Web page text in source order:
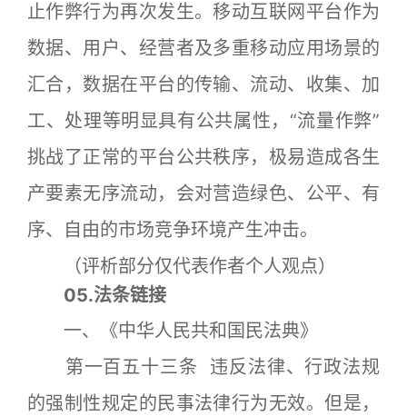
止作弊行为再次发生。移动互联网平台作为
数据、用户、经营者及多重移动应用场景的
汇合，数据在平台的传输、流动、收集、加
工、处理等明显具有公共属性，“流量作弊”
挑战了正常的平台公共秩序，极易造成各生
产要素无序流动，会对营造绿色、公平、有
序、自由的市场竞争环境产生冲击。
（评析部分仅代表作者个人观点）
05.法条链接
一、《中华人民共和国民法典》
第一百五十三条 违反法律、行政法规
的强制性规定的民事法律行为无效。但是，